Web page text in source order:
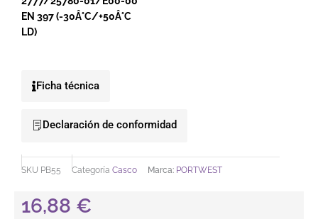
EN 397 (-30Â°C/+50Â°C
LD)
Ficha técnica
Declaración de conformidad
SKU PB55 Categoría Casco Marca: PORTWEST
16,88 €